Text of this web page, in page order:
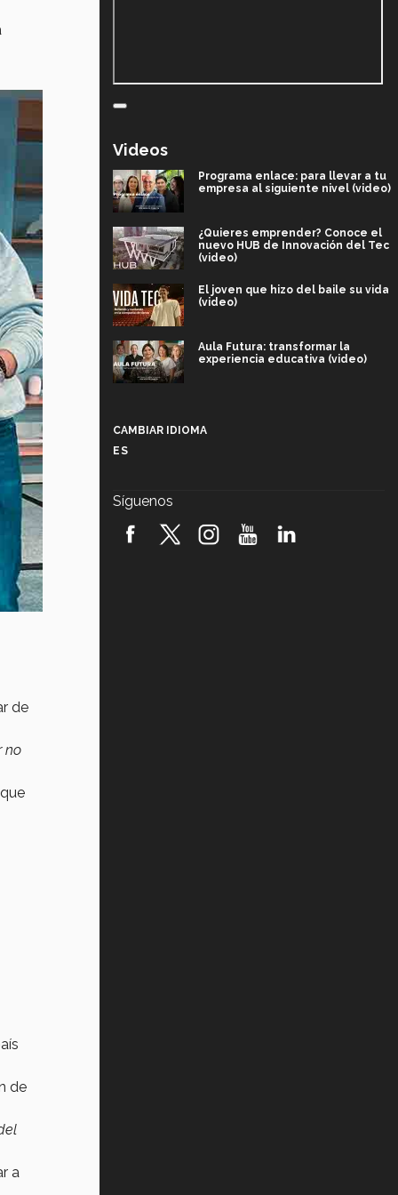
de
no
de
a
Videos
Programa enlace: para llevar a tu
empresa al siguiente nivel (video)
¿Quieres emprender? Conoce el
nuevo HUB de Innovación del Tec
(video)
El joven que hizo del baile su vida
(video)
Aula Futura: transformar la
experiencia educativa (video)
robótica FIRST 2026! (video)
CAMBIAR IDIOMA
ES
Síguenos